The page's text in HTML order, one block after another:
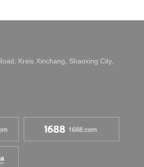
Kreis Xinchang, Shaoxing City,